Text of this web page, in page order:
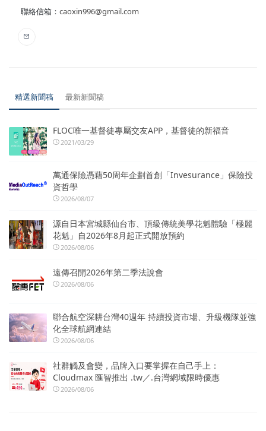
聯絡信箱： caoxin996@gmail.com
精選新聞稿 最新新聞稿
FLOC唯一基督徒專屬交友APP，基督徒的新福音
2021/03/29
萬通保險憑藉50周年企劃首創「Invesurance」保險投
資哲學
2026/08/07
源自日本宮城縣仙台市、頂級傳統美學花魁體驗「極麗
花魁」自2026年8月起正式開放預約
2026/08/06
遠傳召開2026年第二季法說會
2026/08/06
聯合航空深耕台灣40週年 持續投資市場、升級機隊並強
化全球航網連結
2026/08/06
社群觸及會變，品牌入口要掌握在自己手上：
Cloudmax 匯智推出 .tw／.台灣網域限時優惠
2026/08/06